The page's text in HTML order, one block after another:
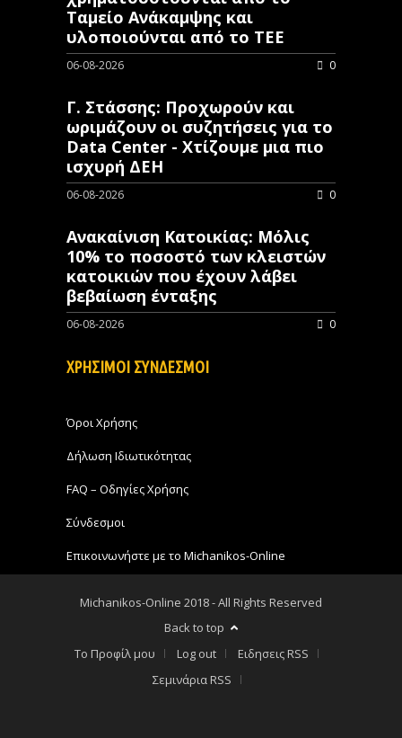
Ταμείο Ανάκαμψης και
υλοποιούνται από το ΤΕΕ
06-08-2026 0
Γ. Στάσσης: Προχωρούν και
ωριμάζουν οι συζητήσεις για το
Data Center - Χτίζουμε μια πιο
ισχυρή ΔΕΗ
06-08-2026 0
Ανακαίνιση Κατοικίας: Μόλις
10% το ποσοστό των κλειστών
κατοικιών που έχουν λάβει
βεβαίωση ένταξης
06-08-2026 0
ΧΡΗΣΙΜΟΙ ΣΥΝΔΕΣΜΟΙ
Όροι Χρήσης
Δήλωση Ιδιωτικότητας
FAQ – Οδηγίες Χρήσης
Σύνδεσμοι
Επικοινωνήστε με το Michanikos-Online
Michanikos-Online 2018 - All Rights Reserved
Back to top
Το Προφίλ μου
Log out
Ειδησεις RSS
Σεμινάρια RSS